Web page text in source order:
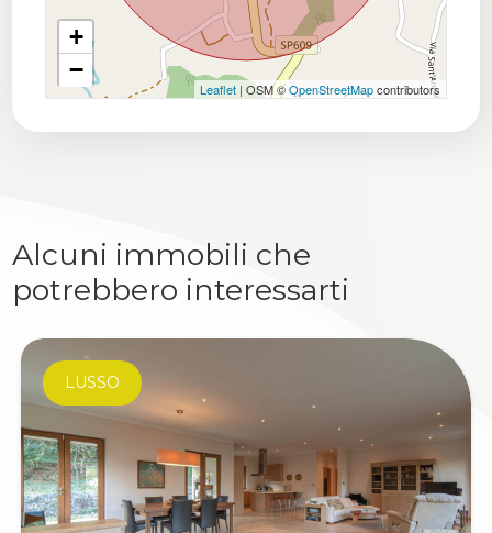
+
−
Leaflet| OSM ©OpenStreetMapcontributors
Alcuni immobili che
potrebbero interessarti
LUSSO